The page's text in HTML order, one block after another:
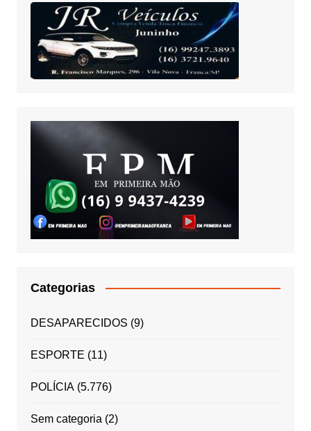
Categorias
DESAPARECIDOS (9)
ESPORTE (11)
POLÍCIA(5.776)
Sem categoria (2)